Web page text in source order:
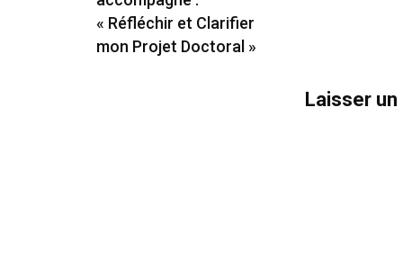
« Réfléchir et Clarifier
mon Projet Doctoral »
Laisser